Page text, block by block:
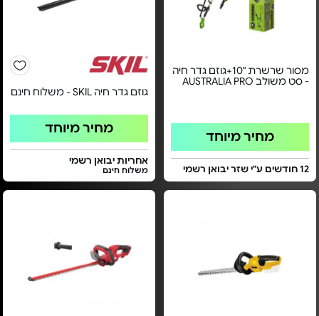
מסור שרשרת "10+גוזם גדר חיה
- סט משולב AUSTRALIA PRO
מחיר מיוחד
12 חודשים ע"י שזר יבואן רשמי
גוזם גדר חיה SKIL - משלוח חינם
מחיר מיוחד
אחריות יבואן רשמי
משלוח חינם